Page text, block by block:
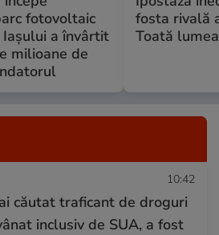
fotovoltaic
a învârtit
milioane de
fosta rivală
Toată
10:42
căutat traficant de droguri
inclusiv de SUA, a fost